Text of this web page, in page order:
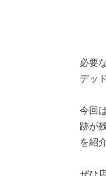
必要
デッ
今回
跡が
を紹
ぜひ